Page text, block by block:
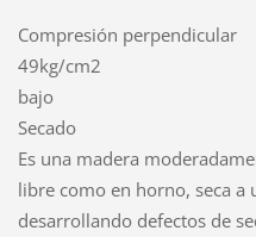
Compresión perpendicular
49kg/cm2
bajo
Secado
Es una madera
libre como en horno, seca a
desarrollando defectos de